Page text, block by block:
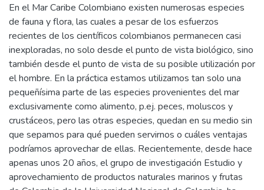
En el Mar Caribe Colombiano existen numerosas especies
de fauna y flora, las cuales a pesar de los esfuerzos
recientes de los científicos colombianos permanecen casi
inexploradas, no solo desde el punto de vista biológico, sino
también desde el punto de vista de su posible utilización por
el hombre. En la práctica estamos utilizamos tan solo una
pequeñísima parte de las especies provenientes del mar
exclusivamente como alimento, p.ej. peces, moluscos y
crustáceos, pero las otras especies, quedan en su medio sin
que sepamos para qué pueden servirnos o cuáles ventajas
podríamos aprovechar de ellas. Recientemente, desde hace
apenas unos 20 años, el grupo de investigación Estudio y
aprovechamiento de productos naturales marinos y frutas